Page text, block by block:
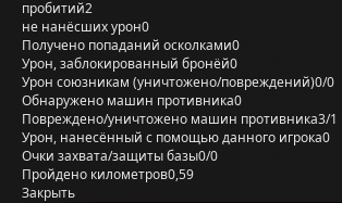
пробитий2
не нанёсших урон0
Получено попаданий осколками0
Урон, заблокированный бронёй0
Урон союзникам (уничтожено/повреждений)0/0
Обнаружено машин противника0
Повреждено/уничтожено машин противника3/1
Урон, нанесённый с помощью данного игрока0
Очки захвата/защиты базы0/0
Пройдено километров0,59
Закрыть